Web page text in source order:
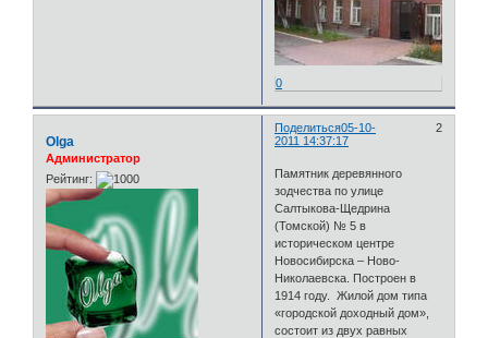
0
Поделиться 2
05-10-
2011 14:37:17
Olga
Администратор
Рейтинг:
Памятник деревянного
зодчества по улице
Салтыкова-Щедрина
(Томской) № 5 в
историческом центре
Новосибирска – Ново-
Николаевска. Построен в
1914 году. Жилой дом типа
«городской доходный дом»,
состоит из двух равных